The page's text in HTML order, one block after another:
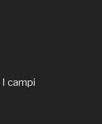
I campi